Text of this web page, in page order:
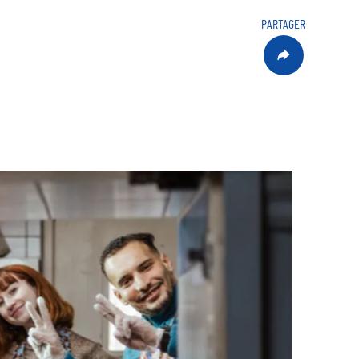
PARTAGER